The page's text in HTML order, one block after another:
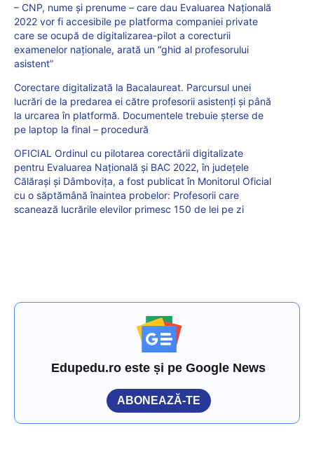
– CNP, nume și prenume – care dau Evaluarea Națională
2022 vor fi accesibile pe platforma companiei private
care se ocupă de digitalizarea-pilot a corecturii
examenelor naționale, arată un “ghid al profesorului
asistent”
Corectare digitalizată la Bacalaureat. Parcursul unei
lucrări de la predarea ei către profesorii asistenți și până
la urcarea în platformă. Documentele trebuie șterse de
pe laptop la final – procedură
OFICIAL Ordinul cu pilotarea corectării digitalizate
pentru Evaluarea Națională și BAC 2022, în județele
Călărași și Dâmbovița, a fost publicat în Monitorul Oficial
cu o săptămână înaintea probelor: Profesorii care
scanează lucrările elevilor primesc 150 de lei pe zi
Edupedu.ro este și pe Google News
ABONEAZĂ-TE